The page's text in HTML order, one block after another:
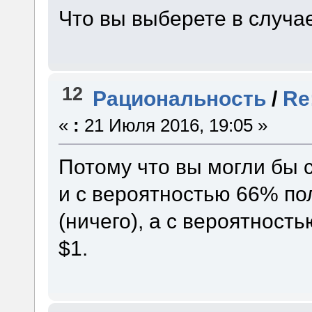
Что вы выберете в
12 Рациональность /
« : 21 Июля 2016, 19:05 »
Потому что вы могли бы
и с вероятностью 66%
(ничего), а с
$1.